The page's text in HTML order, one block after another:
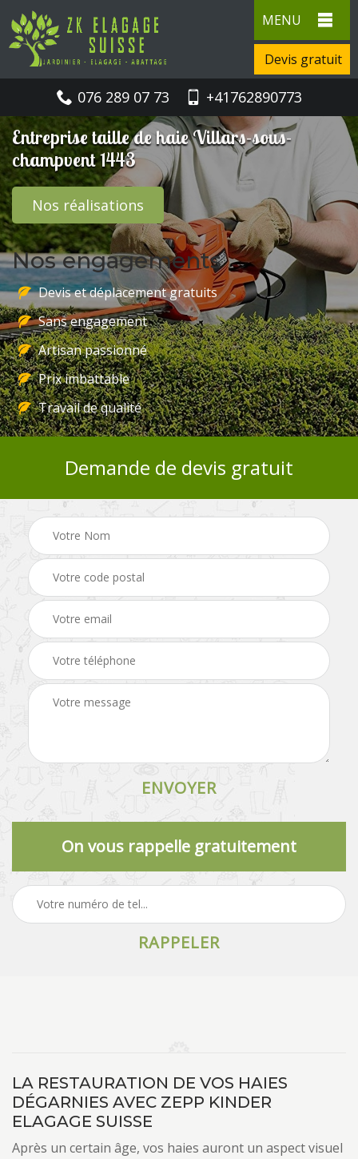
MENU
Devis gratuit
076 289 07 73 +41762890773
Entreprise taille de haie Villars-sous-
champvent 1443
Nos réalisations
Nos engagements
Devis et déplacement gratuits
Sans engagement
Artisan passionné
Prix imbattable
Travail de qualité
Demande de devis gratuit
On vous rappelle gratuitement
LA RESTAURATION DE VOS HAIES
DÉGARNIES AVEC ZEPP KINDER
ELAGAGE SUISSE
Après un certain âge, vos haies auront un aspect visuel